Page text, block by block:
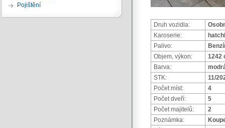
Pojištění
Druh vozidla:
Karoserie:
Palivo:
Objem, výkon:
1242
Barva:
STK:
11/
Počet míst:
4
Počet dveří:
5
Počet majitelů:
2
Poznámka: